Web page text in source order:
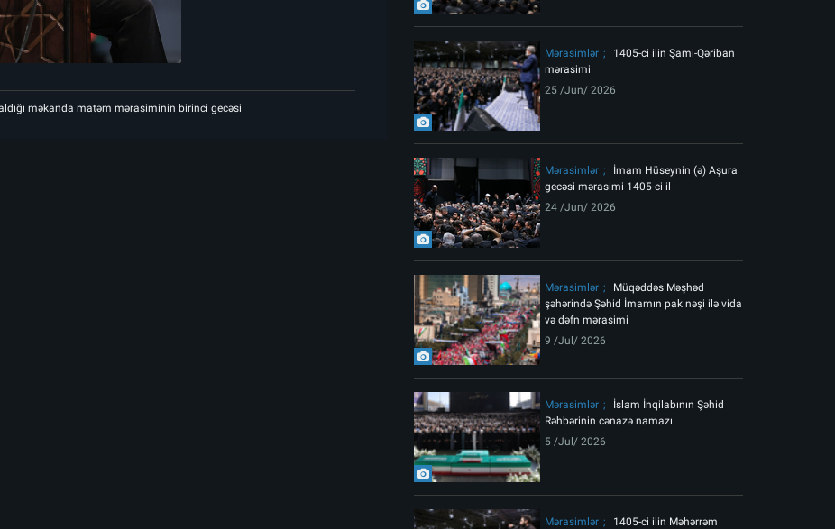
Şəhid Rəhbərin göylərə ucaldığı məkanda matəm mərasiminin birinci gecəsi
Mərasimlər
1405-ci ilin Şami-Qəriban
mərasimi
25 /Jun/ 2026
Mərasimlər
İmam Hüseynin (ə) Aşura
gecəsi mərasimi 1405-ci il
24 /Jun/ 2026
Mərasimlər
Müqəddəs Məşhəd
şəhərində Şəhid İmamın pak nəşi ilə vida
və dəfn mərasimi
9 /Jul/ 2026
Mərasimlər
İslam İnqilabının Şəhid
Rəhbərinin cənazə namazı
5 /Jul/ 2026
Mərasimlər
1405-ci ilin Məhərrəm